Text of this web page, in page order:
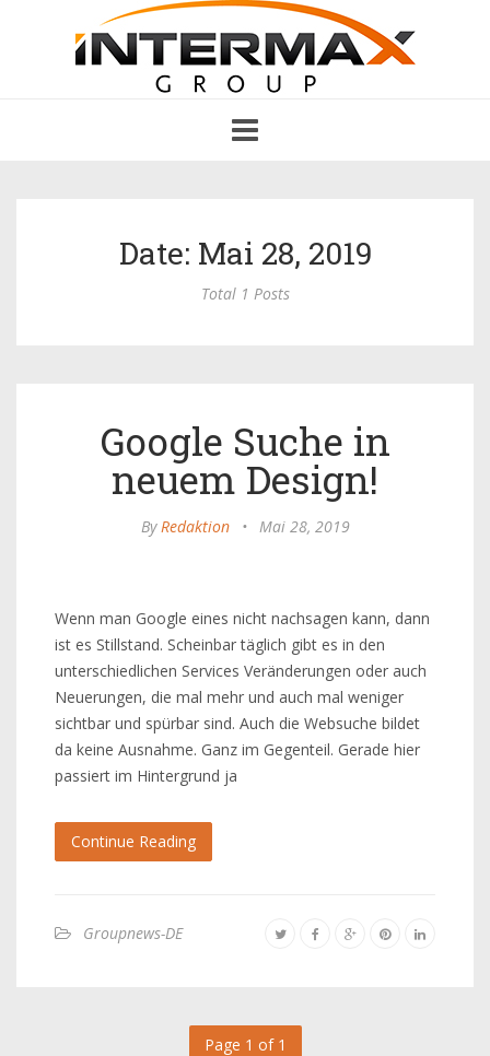
navigation
Date: Mai 28, 2019
Total 1 Posts
Google Suche in
neuem Design!
ByRedaktion • Mai 28, 2019
Wenn man Google eines nicht nachsagen kann, dann
ist es Stillstand. Scheinbar täglich gibt es in den
unterschiedlichen Services Veränderungen oder auch
Neuerungen, die mal mehr und auch mal weniger
sichtbar und spürbar sind. Auch die Websuche bildet
da keine Ausnahme. Ganz im Gegenteil. Gerade hier
passiert im Hintergrund ja
Continue Reading
Groupnews-DE
Page 1 of 1